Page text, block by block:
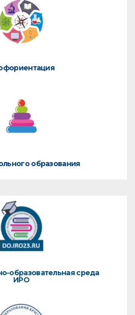
образования
образовательная среда
ИРО